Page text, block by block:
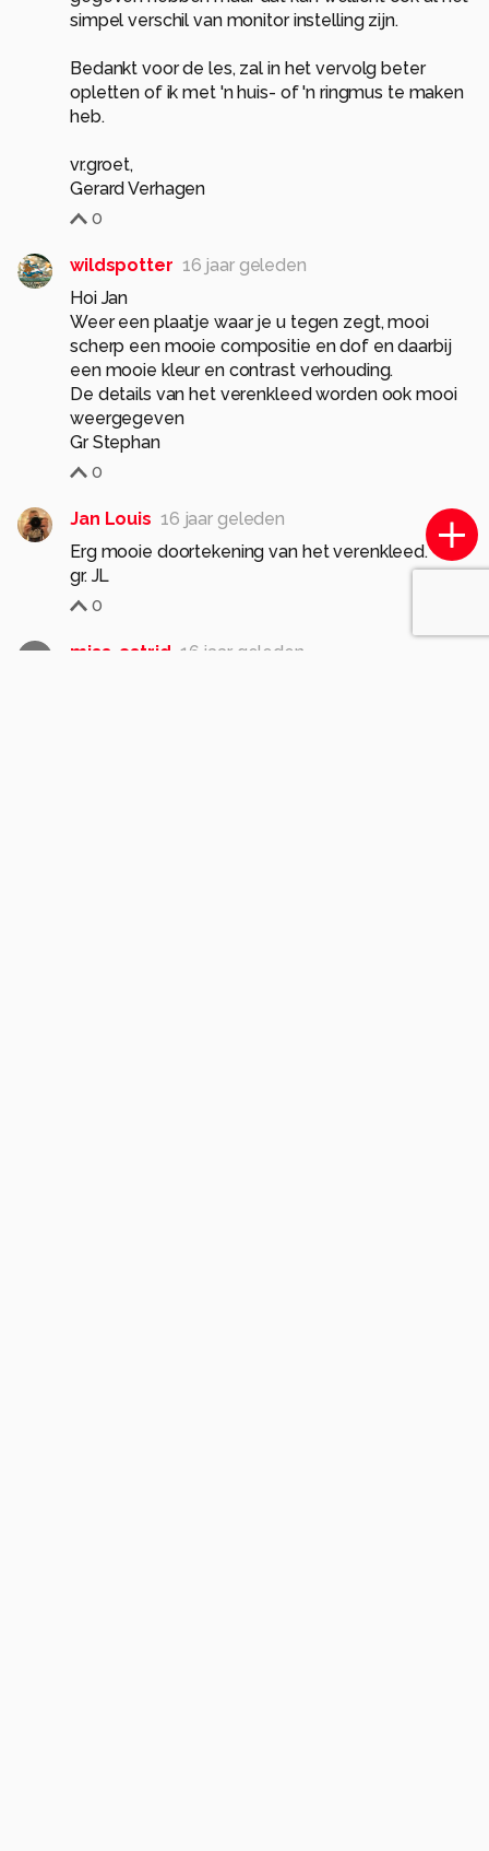
simpel verschil van monitor instelling zijn.
Bedankt voor de les, zal in het vervolg beter
opletten of ik met 'n huis- of 'n ringmus te maken
heb.
vr.groet,
Gerard Verhagen
0
wildspotter 16 jaar geleden
Hoi Jan
Weer een plaatje waar je u tegen zegt, mooi
scherp een mooie compositie en dof en daarbij
een mooie kleur en contrast verhouding.
De details van het verenkleed worden ook mooi
weergegeven
Gr Stephan
0
Jan Louis 16 jaar geleden
Erg mooie doortekening van het verenkleed.
gr. JL
0
miss_astrid 16 jaar geleden